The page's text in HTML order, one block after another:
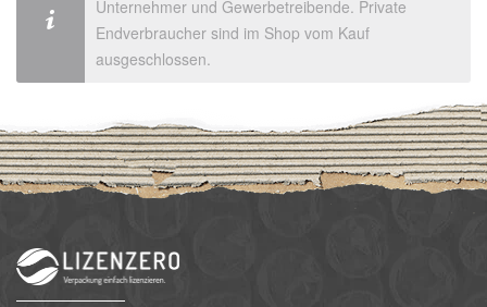
Unternehmer und Gewerbetreibende. Private
Endverbraucher sind im Shop vom Kauf
ausgeschlossen.